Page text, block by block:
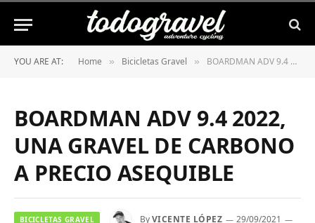
YOU ARE AT: Home » Bicicletas Gravel » BOARDMAN ADV 9.4 2022, UNA GRAVEL DE CARBONO A PRECIO ASEQUIBLE
BOARDMAN ADV 9.4 2022,
UNA GRAVEL DE CARBONO
A PRECIO ASEQUIBLE
BICICLETAS GRAVEL ByVICENTE LÓPEZ
29/09/2021